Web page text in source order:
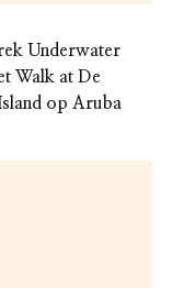
Underwater
Walk at De
op Aruba